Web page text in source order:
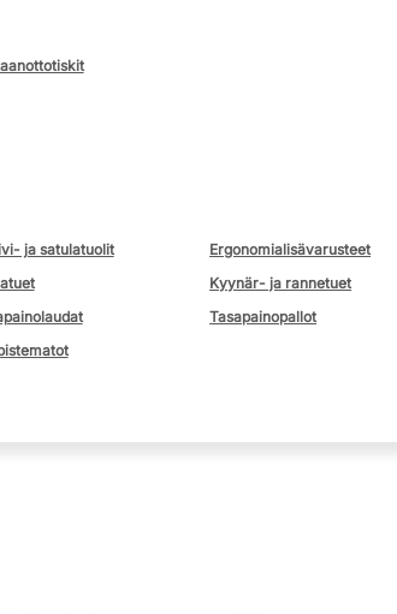
ja satulatuolit
Ergonomialisävarusteet
Kyynär- ja rannetuet
Tasapainopallot